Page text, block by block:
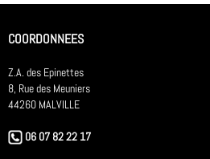
COORDONNEES
Z.A. des Epinettes
8, Rue des Meuniers
44260 MALVILLE
06 07 82 22 17